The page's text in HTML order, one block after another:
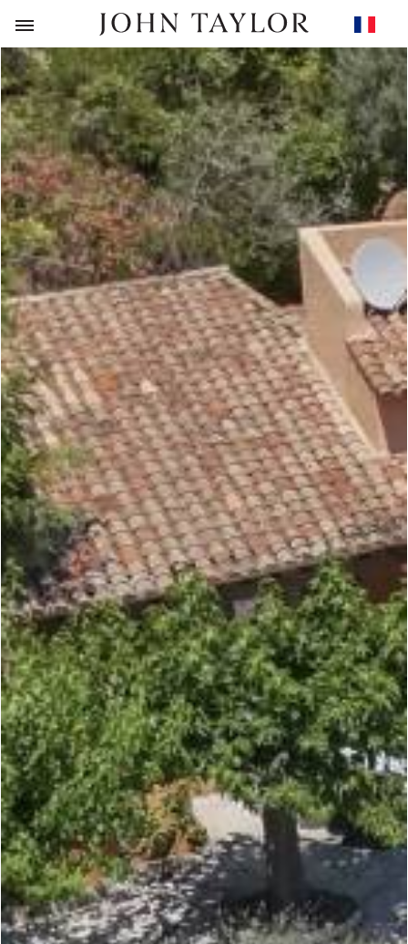
RETOUR